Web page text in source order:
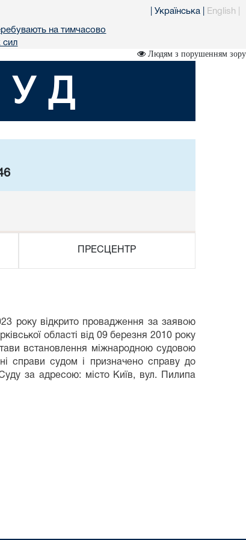
на тимчасово
сил
Українська English
Людям з порушенням зору
ПРЕСЦЕНТР
року відкрито провадження за заявою
області від 09 березня 2010 року
встановлення міжнародною судовою
справи судом і призначено справу до
за адресою: місто Київ, вул. Пилипа